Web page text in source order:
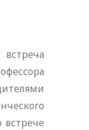
встрече